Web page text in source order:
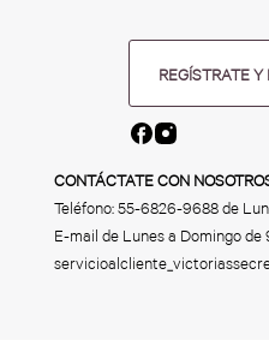
REGÍSTRATE Y
CONTÁCTATE CON
Teléfono:55-6826-9688de
E-mail de Lunes a Domingo de